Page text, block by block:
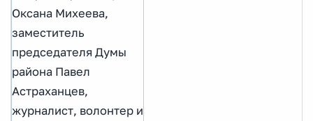
Оксана Михеева,
заместитель
председателя Думы
района Павел
Астраханцев,
журналист, волонтер и